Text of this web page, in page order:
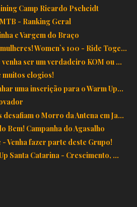
Camp Ricardo Pscheidt
- Ranking Geral
e Vargem do Braço
Women`s 100 - Ride Toge...
ser um verdadeiro KOM ou ...
elogios!
uma inscrição para o Warm Up...
desafiam o Morro da Antena em Ja...
Bem! Campanha do Agasalho
Venha fazer parte deste Grupo!
Santa Catarina - Crescimento, ...